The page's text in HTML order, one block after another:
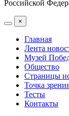
Российской
×
Главная
Лента
Музей
Общество
Страницы
Точка
Тесты
Контакты